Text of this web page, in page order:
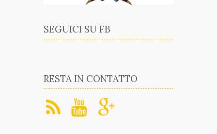
SEGUICI SU FB
RESTA IN CONTATTO